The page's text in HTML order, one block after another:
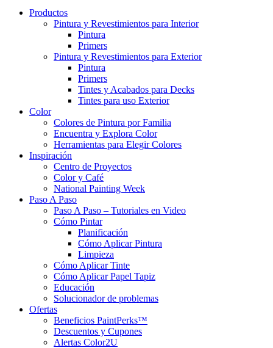
Productos
Pintura y Revestimientos para Interior
Pintura
Primers
Pintura y Revestimientos para Exterior
Pintura
Primers
Tintes y Acabados para Decks
Tintes para uso Exterior
Color
Colores de Pintura por Familia
Encuentra y Explora Color
Herramientas para Elegir Colores
Inspiración
Centro de Proyectos
Color y Café
National Painting Week
Paso A Paso
Paso A Paso – Tutoriales en Video
Cómo Pintar
Planificación
Cómo Aplicar Pintura
Limpieza
Cómo Aplicar Tinte
Cómo Aplicar Papel Tapiz
Educación
Solucionador de problemas
Ofertas
Beneficios PaintPerks™
Descuentos y Cupones
Alertas Color2U